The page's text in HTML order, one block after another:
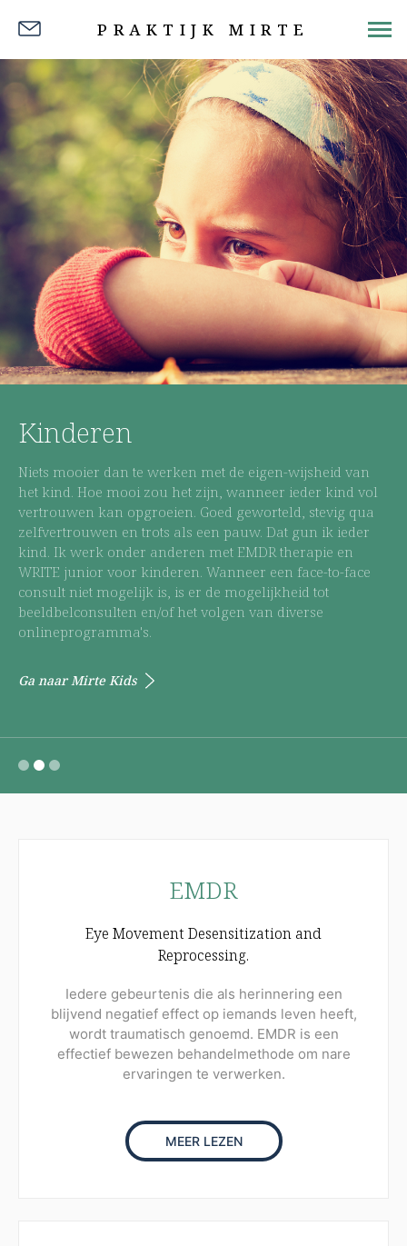
PRAKTIJK MIRTE
Kinderen
Niets mooier dan te werken met de eigen-wijsheid van
het kind. Hoe mooi zou het zijn, wanneer ieder kind vol
vertrouwen kan opgroeien. Goed geworteld, stevig qua
zelfvertrouwen en trots als een pauw. Dat gun ik ieder
kind. Ik werk onder anderen met EMDR therapie en
WRITE junior voor kinderen. Wanneer een face-to-face
consult niet mogelijk is, is er de mogelijkheid tot
beeldbelconsulten en/of het volgen van diverse
onlineprogramma's.
Ga naar Mirte Kids
1 2 3
EMDR
Eye Movement Desensitization and
Reprocessing.
Iedere gebeurtenis die als herinnering een
blijvend negatief effect op iemands leven heeft,
wordt traumatisch genoemd. EMDR is een
effectief bewezen behandelmethode om nare
ervaringen te verwerken.
MEER LEZEN